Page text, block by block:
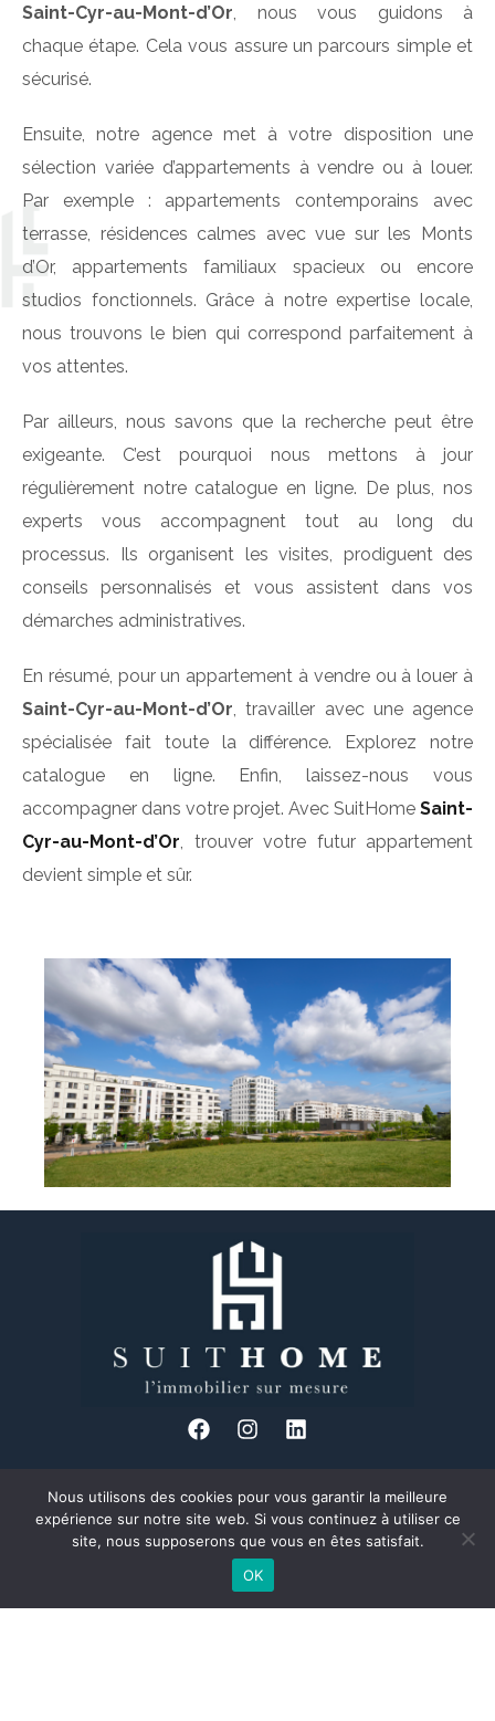
Saint-Cyr-au-Mont-d’Or, nous vous guidons à
chaque étape. Cela vous assure un parcours simple et
sécurisé.
Ensuite, notre agence met à votre disposition une
sélection variée d’appartements à vendre ou à louer.
Par exemple : appartements contemporains avec
terrasse, résidences calmes avec vue sur les Monts
d’Or, appartements familiaux spacieux ou encore
studios fonctionnels. Grâce à notre expertise locale,
nous trouvons le bien qui correspond parfaitement à
vos attentes.
Par ailleurs, nous savons que la recherche peut être
exigeante. C’est pourquoi nous mettons à jour
régulièrement notre catalogue en ligne. De plus, nos
experts vous accompagnent tout au long du
processus. Ils organisent les visites, prodiguent des
conseils personnalisés et vous assistent dans vos
démarches administratives.
En résumé, pour un appartement à vendre ou à louer à
Saint-Cyr-au-Mont-d’Or, travailler avec une agence
spécialisée fait toute la différence. Explorez notre
catalogue en ligne. Enfin, laissez-nous vous
accompagner dans votre projet. Avec SuitHome Saint-
Cyr-au-Mont-d’Or, trouver votre futur appartement
devient simple et sûr.
34 Bd des Brotteaux, 69006 Lyon
04 37 24 08 89
Formulaire de contact
Découvrez Suit Home, votre agence immobilière à taille humaine et
Nous utilisons des cookies pour vous garantir la meilleure
expérience sur notre site web. Si vous continuez à utiliser ce
site, nous supposerons que vous en êtes satisfait.
OK